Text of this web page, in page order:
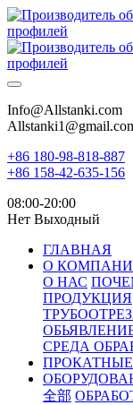
Info@Allstanki.com
+86 180-98-818-887
+86 158-42-635-156
08:00-20:00
Нет Выходный
ГЛАВНАЯ
О
О НАС
ПРОДУКЦИЯ
СРЕДА
全部